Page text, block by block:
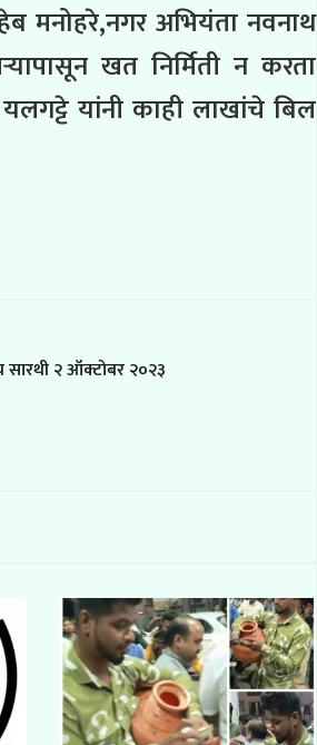
मनोहरे,नगर अभियंता नवनाथ
खत निर्मिती न करता
यांनी काही लाखांचे बिल
२ ऑक्टोबर २०२३